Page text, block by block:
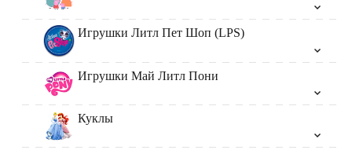
Игрушки Литл Пет Шоп (LPS)
Игрушки Май Литл Пони
Куклы